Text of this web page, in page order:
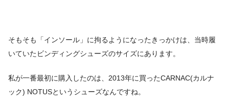
そもそも「インソール」に拘るようになったきっかけは、当時履
いていたビンディングシューズのサイズにあります。
私が一番最初に購入したのは、2013年に買ったCARNAC(カルナ
ック) NOTUSというシューズなんですね。